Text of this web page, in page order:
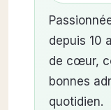
depuis 10
de cœur,
bonnes
quotidien.